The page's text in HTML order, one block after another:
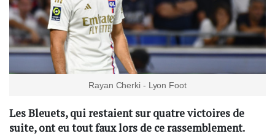
Rayan Cherki - Lyon Foot
Les Bleuets, qui restaient sur quatre victoires de
suite, ont eu tout faux lors de ce rassemblement.